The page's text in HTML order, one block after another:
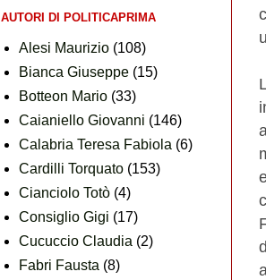
AUTORI DI POLITICAPRIMA
Alesi Maurizio (108)
Bianca Giuseppe (15)
Botteon Mario (33)
Caianiello Giovanni (146)
Calabria Teresa Fabiola (6)
Cardilli Torquato (153)
Cianciolo Totò (4)
Consiglio Gigi (17)
Cucuccio Claudia (2)
Fabri Fausta (8)